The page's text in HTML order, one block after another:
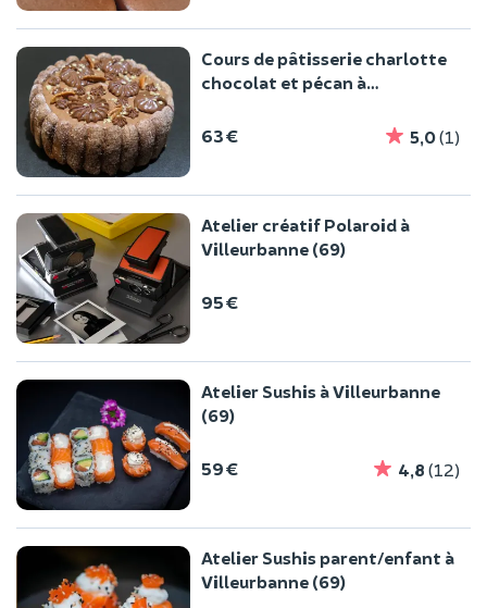
Cours de pâtisserie charlotte
chocolat et pécan à
63 € 5,0(1)
Atelier créatif Polaroid à
Villeurbanne (69)
95 €
Atelier Sushis à Villeurbanne
(69)
59 € 4,8 (12)
Atelier Sushis parent/enfant à
Villeurbanne (69)